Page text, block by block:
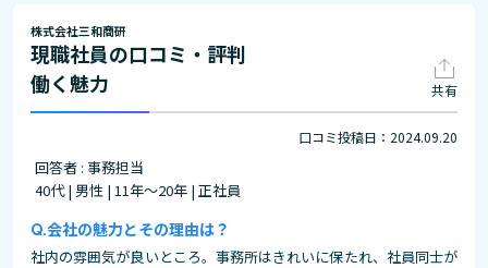
株式会社三和商研
現職社員の口コミ・評判
働く魅力
共有
口コミ投稿日：2024.09.20
回答者 : 事務担当
40代 | 男性 | 11年～20年 | 正社員
会社の魅力とその理由は？
社内の雰囲気が良いところ。事務所はきれいに保たれ、社員同士が